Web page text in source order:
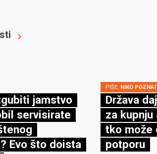
jamstvo
servisirate
Evo što doista
PIŠE: NIKO POZNAT
Država
za kupnju
tko može
potporu